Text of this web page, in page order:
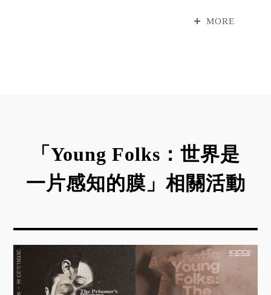
期、取消或改以其他方式辦理，將於本館官網與FB
MORE
「Young Folks：世界是
一片感知的膜」相關活動